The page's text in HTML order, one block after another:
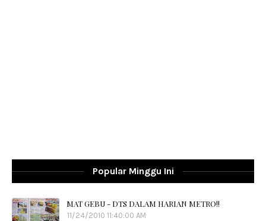
Popular Minggu Ini
MAT GEBU - DTS DALAM HARIAN METRO!!
11/24/2010 11:40:00 AM